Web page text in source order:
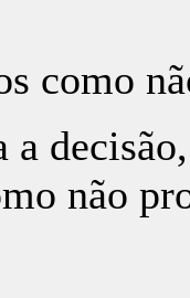
como
a
não